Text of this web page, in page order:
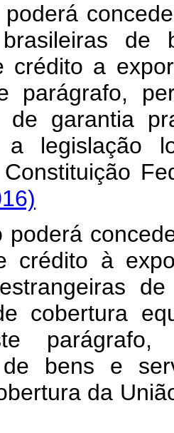
brasileiras de
crédito a
parágrafo,
de garantia
a legislação
poderá
crédito à
cobertura
de bens e
cobertura